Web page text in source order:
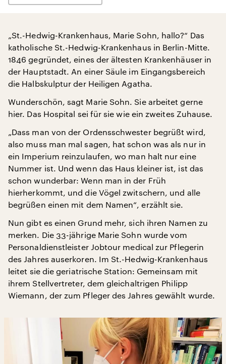
„St.-Hedwig-Krankenhaus, Marie Sohn, hallo?“ Das
katholische St.-Hedwig-Krankenhaus in Berlin-Mitte.
1846 gegründet, eines der ältesten Krankenhäuser in
der Hauptstadt. An einer Säule im Eingangsbereich
die Halbskulptur der Heiligen Agatha.
Wunderschön, sagt Marie Sohn. Sie arbeitet gerne
hier. Das Hospital sei für sie wie ein zweites Zuhause.
„Dass man von der Ordensschwester begrüßt wird,
also muss man mal sagen, hat schon was als nur in
ein Imperium reinzulaufen, wo man halt nur eine
Nummer ist. Und wenn das Haus kleiner ist, ist das
schon wunderbar: Wenn man in der Früh
hierherkommt, und die Vögel zwitschern, und alle
begrüßen einen mit dem Namen“, erzählt sie.
Nun gibt es einen Grund mehr, sich ihren Namen zu
merken. Die 33-jährige Marie Sohn wurde vom
Personaldienstleister Jobtour medical zur Pflegerin
des Jahres auserkoren. Im St.-Hedwig-Krankenhaus
leitet sie die geriatrische Station: Gemeinsam mit
ihrem Stellvertreter, dem gleichaltrigen Philipp
Wiemann, der zum Pfleger des Jahres gewählt wurde.